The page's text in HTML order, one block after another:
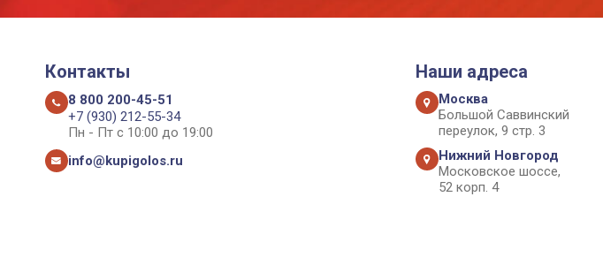
Контакты
8 800 200-45-51
+7 (930) 212-55-34
Пн - Пт с 10:00 до 19:00
info@kupigolos.ru
Наши адреса
Москва
Большой Саввинский
переулок, 9 стр. 3
Нижний Новгород
Московское шоссе,
52 корп. 4